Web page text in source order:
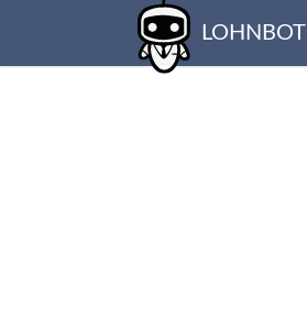
LOHNBOT